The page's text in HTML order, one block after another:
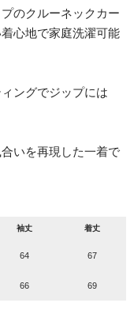
のクルーネックカー
心地で家庭洗濯可能
ングでジップには
いを再現した一着で
袖丈 着丈
64 67
66 69